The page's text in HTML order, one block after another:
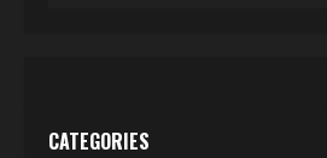
CATEGORIES